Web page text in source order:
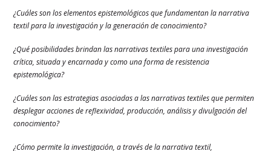
¿Cuáles son los elementos epistemológicos que fundamentan la narrativa
textil para la investigación y la generación de conocimiento?
¿Qué posibilidades brindan las narrativas textiles para una investigación
crítica, situada y encarnada y como una forma de resistencia
epistemológica?
¿Cuáles son las estrategias asociadas a las narrativas textiles que permiten
desplegar acciones de reflexividad, producción, análisis y divulgación del
conocimiento?
¿Cómo permite la investigación, a través de la narrativa textil,